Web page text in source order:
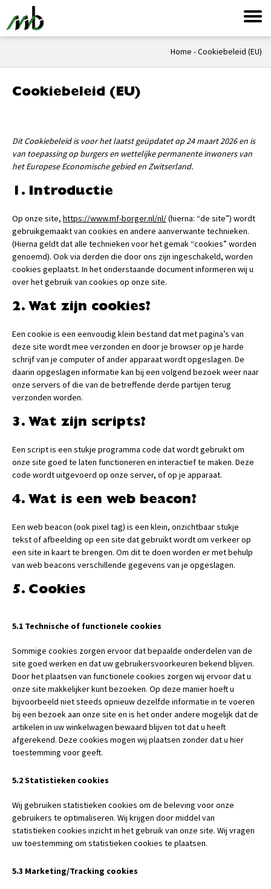
Home -Cookiebeleid (EU)
Cookiebeleid (EU)
Dit Cookiebeleid is voor het laatst geüpdatet op 24 maart 2026 en is
van toepassing op burgers en wettelijke permanente inwoners van
het Europese Economische gebied en Zwitserland.
1. Introductie
Op onze site, https://www.mf-borger.nl/nl/(hierna: “de site”) wordt
gebruikgemaakt van cookies en andere aanverwante technieken.
(Hierna geldt dat alle technieken voor het gemak “cookies” worden
genoemd). Ook via derden die door ons zijn ingeschakeld, worden
cookies geplaatst. In het onderstaande document informeren wij u
over het gebruik van cookies op onze site.
2. Wat zijn cookies?
Een cookie is een eenvoudig klein bestand dat met pagina’s van
deze site wordt mee verzonden en door je browser op je harde
schrijf van je computer of ander apparaat wordt opgeslagen. De
daarin opgeslagen informatie kan bij een volgend bezoek weer naar
onze servers of die van de betreffende derde partijen terug
verzonden worden.
3. Wat zijn scripts?
Een script is een stukje programma code dat wordt gebruikt om
onze site goed te laten functioneren en interactief te maken. Deze
code wordt uitgevoerd op onze server, of op je apparaat.
4. Wat is een web beacon?
Een web beacon (ook pixel tag) is een klein, onzichtbaar stukje
tekst of afbeelding op een site dat gebruikt wordt om verkeer op
een site in kaart te brengen. Om dit te doen worden er met behulp
van web beacons verschillende gegevens van je opgeslagen.
5. Cookies
5.1 Technische of functionele cookies
Sommige cookies zorgen ervoor dat bepaalde onderdelen van de
site goed werken en dat uw gebruikersvoorkeuren bekend blijven.
Door het plaatsen van functionele cookies zorgen wij ervoor dat u
onze site makkelijker kunt bezoeken. Op deze manier hoeft u
bijvoorbeeld niet steeds opnieuw dezelfde informatie in te voeren
bij een bezoek aan onze site en is het onder andere mogelijk dat de
artikelen in uw winkelwagen bewaard blijven tot dat u heeft
afgerekend. Deze cookies mogen wij plaatsen zonder dat u hier
toestemming voor geeft.
5.2 Statistieken cookies
Wij gebruiken statistieken cookies om de beleving voor onze
gebruikers te optimaliseren. Wij krijgen door middel van
statistieken cookies inzicht in het gebruik van onze site. Wij vragen
uw toestemming om statistieken cookies te plaatsen.
5.3 Marketing/Tracking cookies